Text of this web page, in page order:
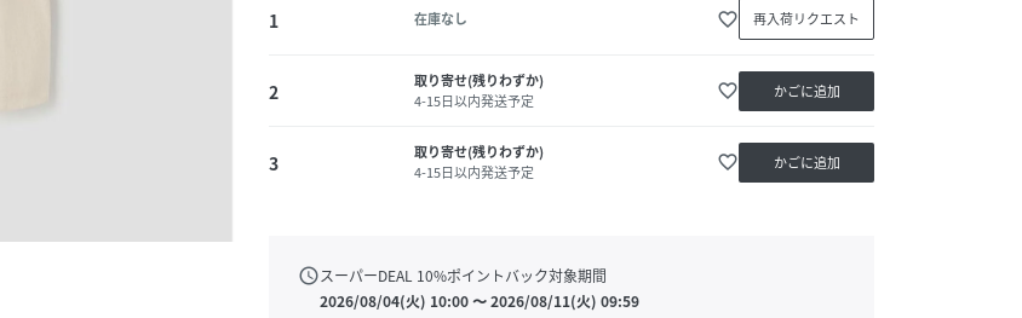
1 在庫なし favorite_border 再入荷リクエスト
2
取り寄せ(残りわずか)
4-15日以内発送予定
favorite_border かごに追加
3
取り寄せ(残りわずか)
4-15日以内発送予定
favorite_border かごに追加
scheduleスーパーDEAL 10%ポイントバック対象期間
2026/08/04(火) 10:00〜2026/08/11(火) 09:59